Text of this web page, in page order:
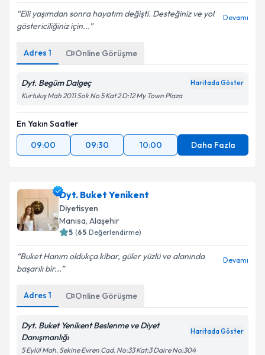
Kişisel verilerimin işlenmesine ilişkinAydınlatma
Metni'ni okudum ve kişisel verilerimin belirtilen
kapsamda işlenmesini kabul ediyorum.
Takvim Talebini Gönder
Elli yaşımdan sonra hayatım değişti. Desteğiniz ve yol
göstericiliğiniz için...
Devamı
Adres 1 Online Görüşme
Dyt. Begüm Dalgeç Haritada Göster
Kurtuluş Mah 2011 Sok No 5 Kat 2 D:12 My Town Plaza
En Yakın Saatler
09:00
09:30 10:00 Daha Fazla
Dyt. Buket Yenikent
Diyetisyen
Manisa, Alaşehir
5 (65 Değerlendirme)
Buket Hanım oldukça kibar, güler yüzlü ve alanında
başarılı bir...
Devamı
Adres 1 Online Görüşme
Dyt. Buket Yenikent Beslenme ve Diyet
Danışmanlığı
Haritada Göster
5 Eylül Mah. Sekine Evren Cad. No:33 Kat:3 Daire No:304